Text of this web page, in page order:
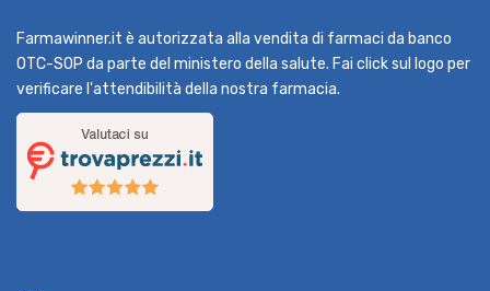
Farmawinner.it è autorizzata alla vendita di farmaci da banco
OTC-SOP da parte del ministero della salute. Fai click sul logo per
verificare l'attendibilità della nostra farmacia.